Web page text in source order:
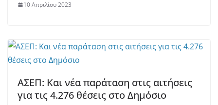
10 Απριλίου 2023
ΑΣΕΠ: Και νέα παράταση στις αιτήσεις
για τις 4.276 θέσεις στο Δημόσιο